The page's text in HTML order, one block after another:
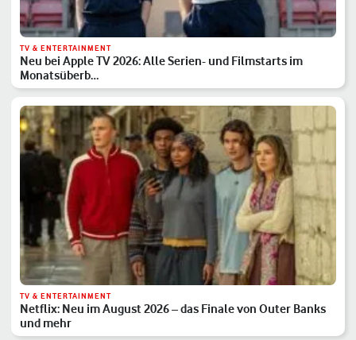
TV & ENTERTAINMENT
Neu bei Apple TV 2026: Alle Serien- und Filmstarts im
Monatsüberb…
TV & ENTERTAINMENT
Netflix: Neu im August 2026 – das Finale von Outer Banks
und mehr